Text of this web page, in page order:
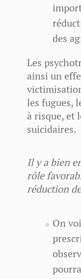
des
Les
ainsi un
les fugues,
à risque, et
suicidaires.
Il y a bien
rôle
réduction
On